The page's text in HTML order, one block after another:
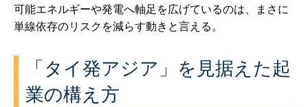
可能エネルギーや発電へ軸足を広げているのは、まさに
単線依存のリスクを減らす動きと言える。
「タイ発アジア」を見据えた起
業の構え方